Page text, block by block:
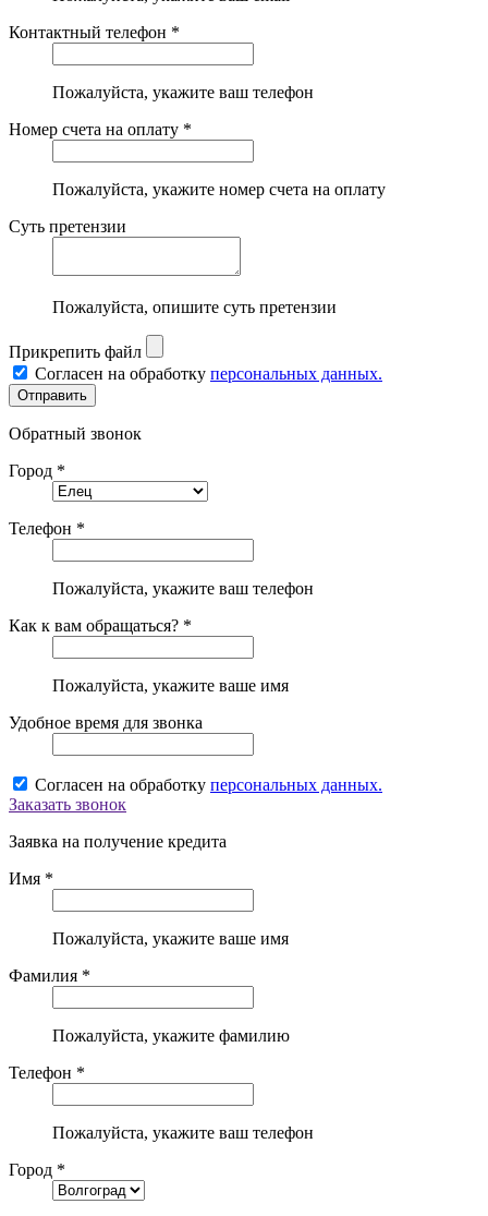
Контактный телефон *
Пожалуйста, укажите ваш телефон
Номер счета на оплату *
Пожалуйста, укажите номер счета на оплату
Суть претензии
Пожалуйста, опишите суть претензии
Прикрепить файл
Согласен на обработку персональных данных.
Обратный звонок
Город *
Телефон *
Пожалуйста, укажите ваш телефон
Как к вам обращаться? *
Пожалуйста, укажите ваше имя
Удобное время для звонка
Согласен на обработку персональных данных.
Заказать звонок
Заявка на получение кредита
Имя *
Пожалуйста, укажите ваше имя
Фамилия *
Пожалуйста, укажите фамилию
Телефон *
Пожалуйста, укажите ваш телефон
Город *